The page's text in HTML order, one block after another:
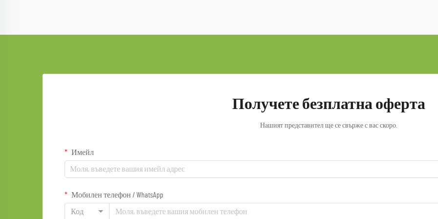
Получете безплатна оферта
Нашият представител ще се свърже с вас скоро.
Имейл
Мобилен телефон / WhatsApp
Код